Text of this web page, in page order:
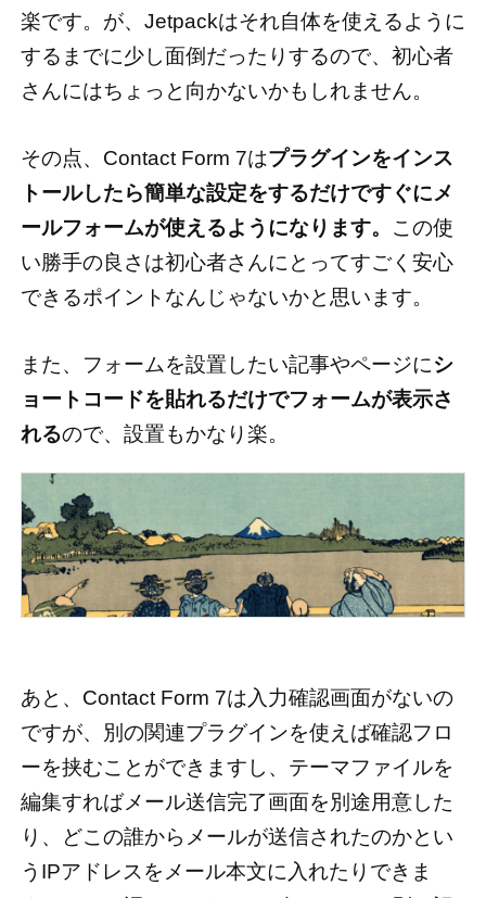
楽です。が、Jetpackはそれ自体を使えるように
するまでに少し面倒だったりするので、初心者
さんにはちょっと向かないかもしれません。
その点、Contact Form 7はプラグインをインス
トールしたら簡単な設定をするだけですぐにメ
ールフォームが使えるようになります。
この使
い勝手の良さは初心者さんにとってすごく安心
できるポイントなんじゃないかと思います。
また、フォームを設置したい記事やページにシ
ョートコードを貼れるだけでフォームが表示さ
れるので、設置もかなり楽。
あと、Contact Form 7は入力確認画面がないの
ですが、別の関連プラグインを使えば確認フロ
ーを挟むことができますし、テーマファイルを
編集すればメール送信完了画面を別途用意した
り、どこの誰からメールが送信されたのかとい
うIPアドレスをメール本文に入れたりできま